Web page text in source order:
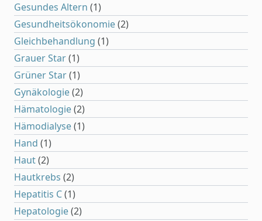
Gesundes Altern (1)
Gesundheitsökonomie(2)
Gleichbehandlung (1)
Grauer Star(1)
Grüner Star(1)
Gynäkologie(2)
Hämatologie(2)
Hämodialyse(1)
Hand (1)
Haut(2)
Hautkrebs (2)
Hepatitis C(1)
Hepatologie(2)